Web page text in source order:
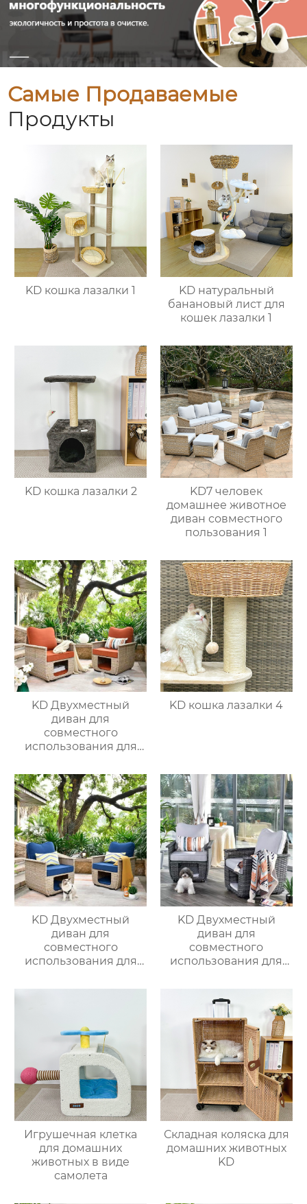
Самые Продаваемые
Продукты
KD кошка лазалки 1
KD натуральный
банановый лист для
кошек лазалки 1
KD кошка лазалки 2
KD7 человек
домашнее животное
диван совместного
пользования 1
KD Двухместный
диван для
совместного
использования для
KD кошка лазалки 4
KD Двухместный
диван для
совместного
использования для
KD Двухместный
диван для
совместного
использования для
Игрушечная клетка
для домашних
животных в виде
самолета
Складная коляска для
домашних животных
KD